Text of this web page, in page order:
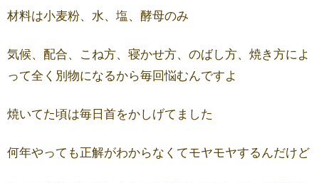
材料は小麦粉、水、塩、酵母のみ
気候、配合、こね方、寝かせ方、のばし方、焼き方によ
って全く別物になるから毎回悩むんですよ
焼いてた頃は毎日首をかしげてました
何年やっても正解がわからなくてモヤモヤするんだけど